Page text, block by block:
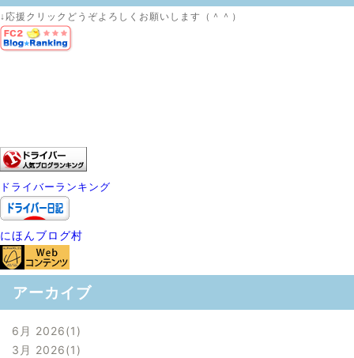
↓応援クリックどうぞよろしくお願いします（＾＾）
ドライバーランキング
にほんブログ村
アーカイブ
6月 2026 1
3月 2026 1